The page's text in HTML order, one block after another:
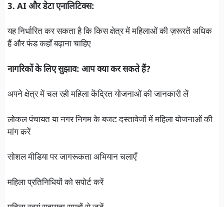
3. AI और डेटा एनालिटिक्स:
यह निर्धारित कर सकता है कि किस क्षेत्र में महिलाओं की ज़रूरतें अधिक
हैं और फंड कहाँ बढ़ाना चाहिए
नागरिकों के लिए सुझाव: आप क्या कर सकते हैं?
अपने क्षेत्र में चल रही महिला केंद्रित योजनाओं की जानकारी लें
लोकल पंचायत या नगर निगम के बजट दस्तावेजों में महिला योजनाओं की
मांग करें
सोशल मीडिया पर जागरूकता अभियान चलाएँ
महिला प्रतिनिधियों को सपोर्ट करें